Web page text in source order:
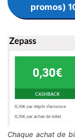
promos)
Chaque achat de